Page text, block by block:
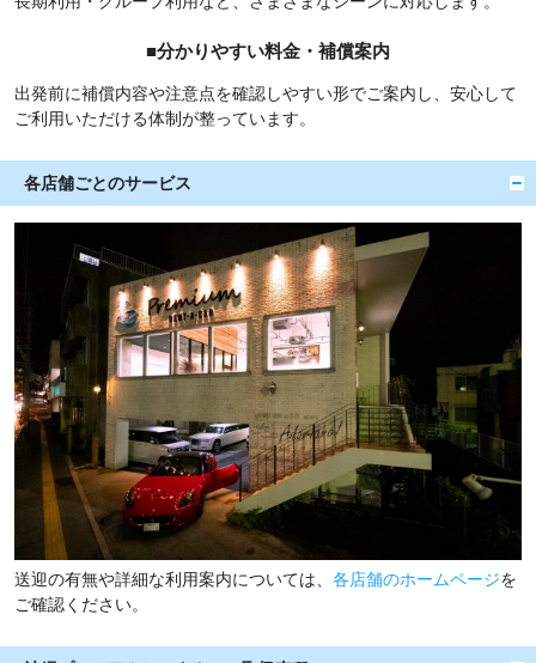
■分かりやすい料金・補償案内
出発前に補償内容や注意点を確認しやすい形でご案内し、安心して
ご利用いただける体制が整っています。
各店舗ごとのサービス
送迎の有無や詳細な利用案内については、 各店舗のホームページを
ご確認ください。